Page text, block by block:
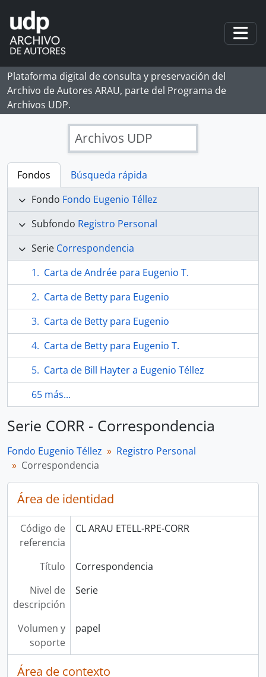
Skip to main content
Plataforma digital de consulta y preservación del
Archivo de Autores ARAU, parte del Programa de
Archivos UDP.
Archivos UDP
Fondos
Búsqueda rápida
Fondo Fondo Eugenio Téllez
Subfondo Registro Personal
Serie Correspondencia
Carta de Andrée para Eugenio T.
Carta de Betty para Eugenio
Carta de Betty para Eugenio
Carta de Betty para Eugenio T.
Carta de Bill Hayter a Eugenio Téllez
65 más...
Serie CORR - Correspondencia
Fondo Eugenio Téllez
Registro Personal
Correspondencia
Área de identidad
Código de
referencia
CL ARAU ETELL-RPE-CORR
Título
Correspondencia
Nivel de
descripción
Serie
Volumen y
soporte
papel
Área de contexto